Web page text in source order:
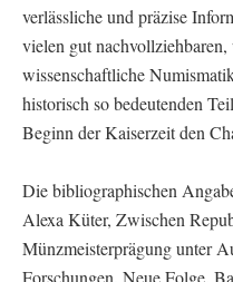
verlässliche und präzise
vielen gut
wissenschaftliche
historisch so bedeutenden
Beginn der Kaiserzeit den
Die bibliographischen
Alexa Küter, Zwischen
Münzmeisterprägung unter
Forschungen, Neue Folge,